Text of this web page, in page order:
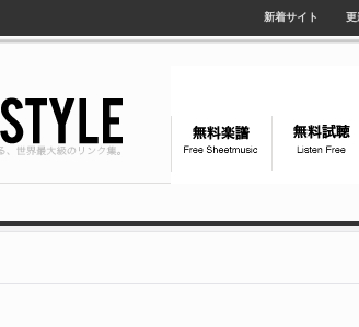
新着サイト 更